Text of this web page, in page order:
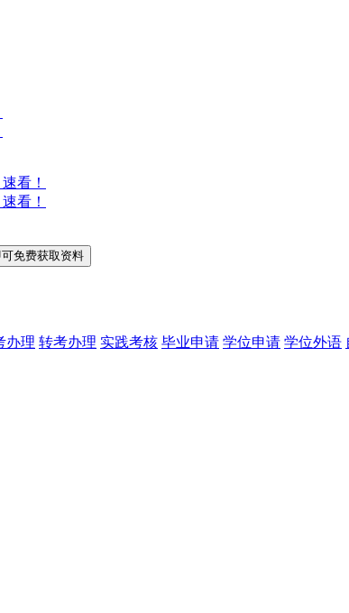
看！
看！
办理 转考办理 实践考核 毕业申请 学位申请 学位外语